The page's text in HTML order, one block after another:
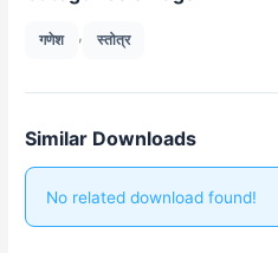
गणेश , स्तोत्र
Similar Downloads
No related download found!